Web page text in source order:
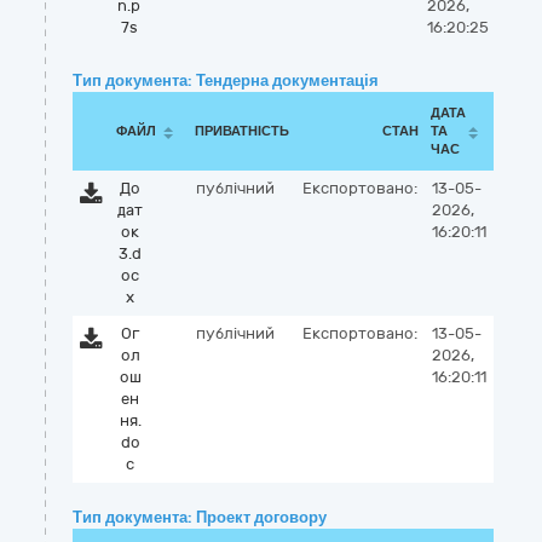
n.p
7s
2026,
16:20:25
Тип документа: Тендерна документація
ФАЙЛ ПРИВАТНІСТЬ СТАН
ДАТА
ТА
ЧАС
До
дат
ок
3.d
oc
x
публічний Експортовано:
13-05-
2026,
16:20:11
Ог
ол
ош
ен
ня.
do
c
публічний Експортовано:
13-05-
2026,
16:20:11
Тип документа: Проект договору